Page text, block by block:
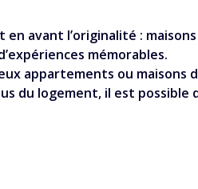
avant l’originalité :
mémorables.
appartements ou maisons
du logement, il est possible